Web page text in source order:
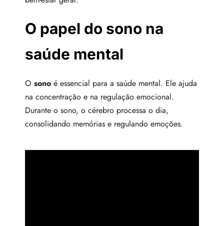
O papel do sono na
saúde mental
O sono é essencial para a saúde mental. Ele ajuda
na concentração e na regulação emocional.
Durante o sono, o cérebro processa o dia,
consolidando memórias e regulando emoções.